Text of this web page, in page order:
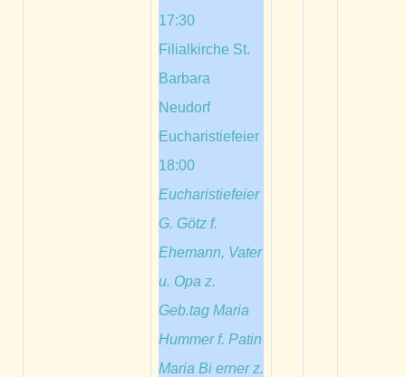
17:30
Filialkirche St.
Barbara
Neudorf
Eucharistiefeier
18:00
Eucharistiefeier
G. Götz f.
Ehemann, Vater
u. Opa z.
Geb.tag Maria
Hummer f. Patin
Maria Bi erner z.